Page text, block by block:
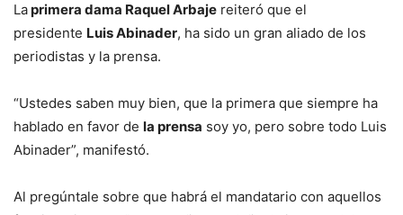
Laprimera dama Raquel Arbaje reiteró que el
presidente Luis Abinader, ha sido un gran aliado de los
periodistas y la prensa.
“Ustedes saben muy bien, que la primera que siempre ha
hablado en favor de la prensa soy yo, pero sobre todo Luis
Abinader”, manifestó.
Al pregúntale sobre que habrá el mandatario con aquellos